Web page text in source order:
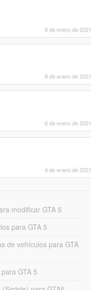
8 de enero de 2021
8 de enero de 2021
6 de enero de 2021
4 de enero de 2021
modificar GTA 5
para GTA 5
de vehículos para GTA
GTA 5